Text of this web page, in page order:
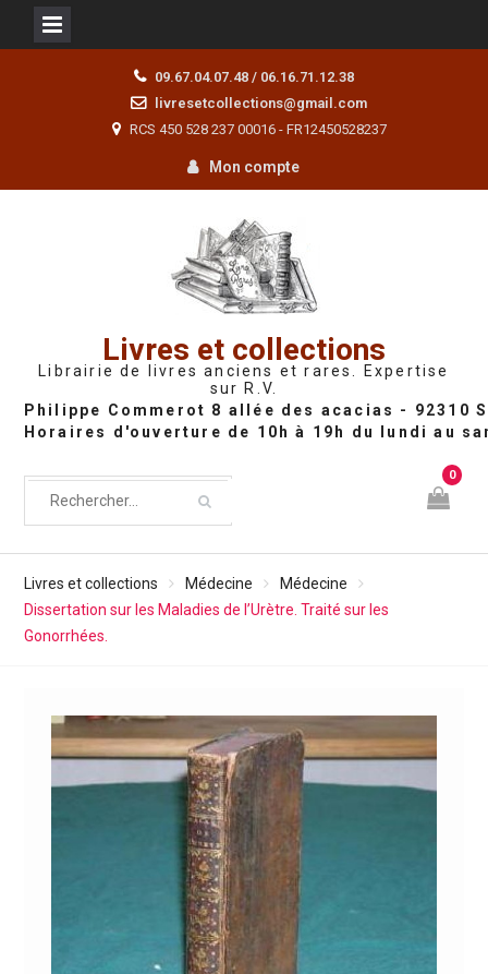
09.67.04.07.48 / 06.16.71.12.38
livresetcollections@gmail.com
RCS 450 528 237 00016 - FR12450528237
Mon compte
Livres et collections
Librairie de livres anciens et rares. Expertise
sur R.V.
0
Livres et collections Médecine
Médecine
Dissertation sur les Maladies de l’Urètre. Traité sur les
Gonorrhées.